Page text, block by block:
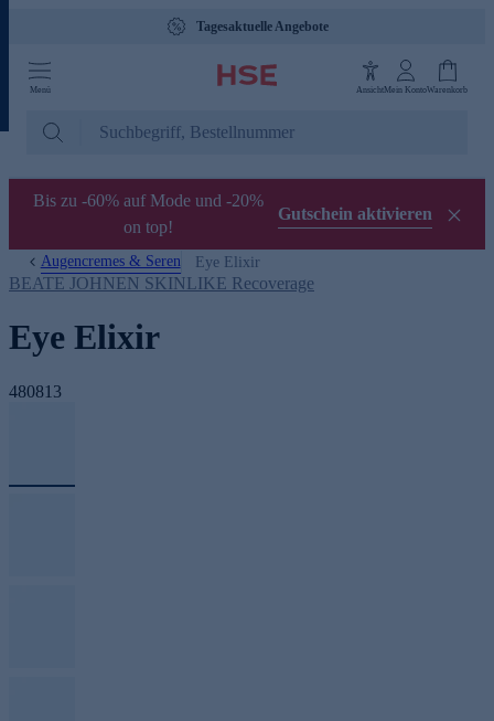
Tagesaktuelle Angebote
Menü AnsichtMein KontoWarenkorb
Bis zu -60% auf Mode und -20%
on top!
Gutschein aktivieren
Augencremes & Seren Eye Elixir
BEATE JOHNEN SKINLIKE Recoverage
Eye Elixir
480813